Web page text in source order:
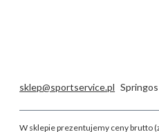
sklep@sportservice.pl Springos
W sklepie prezentujemy ceny brutto (z